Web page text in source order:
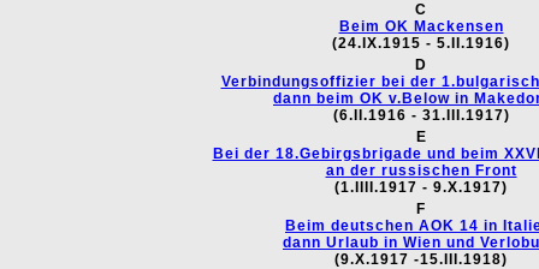
C
Beim OK Mackensen
(24.IX.1915 - 5.II.1916)
D
Verbindungsoffizier bei der
dann beim OK v.Below in
(6.II.1916 - 31.III.1917)
E
Bei der 18.Gebirgsbrigade und beim
an der russischen Front
(1.IIII.1917 - 9.X.1917)
F
Beim deutschen AOK 14 in
dann Urlaub in Wien und
(9.X.1917 -15.III.1918)